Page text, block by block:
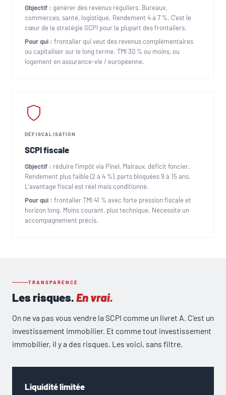
Objectif : générer des revenus réguliers. Bureaux,
commerces, santé, logistique. Rendement 4 à 7 %. C’est le
cœur de la stratégie SCPI pour la plupart des frontaliers.
Pour qui : frontalier qui veut des revenus complémentaires
ou capitaliser sur le long terme. TMI 30 % ou moins, ou
logement en assurance-vie / européenne.
DÉFISCALISATION
SCPI fiscale
Objectif : réduire l’impôt via Pinel, Malraux, déficit foncier.
Rendement plus faible (2 à 4 %), parts bloquées 9 à 15 ans.
L’avantage fiscal est réel mais conditionné.
Pour qui : frontalier TMI 41 % avec forte pression fiscale et
horizon long. Moins courant, plus technique. Nécessite un
accompagnement précis.
TRANSPARENCE
Les risques.En vrai.
On ne va pas vous vendre la SCPI comme un livret A. C’est un
investissement immobilier. Et comme tout investissement
immobilier, il y a des risques. Les voici, sans filtre.
Liquidité limitée